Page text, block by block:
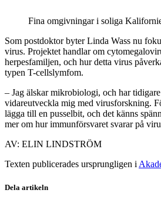
Fina omgivningar i soliga
Som postdoktor byter Linda Wass nu
virus. Projektet handlar om
herpesfamiljen, och hur detta virus
typen T-cellslymfom.
– Jag älskar mikrobiologi, och har
vidareutveckla mig med virusforskning.
lägga till en pusselbit, och det känns
mer om hur immunförsvaret svarar på
AV: ELIN LINDSTRÖM
Texten publicerades ursprungligen i
Dela artikeln